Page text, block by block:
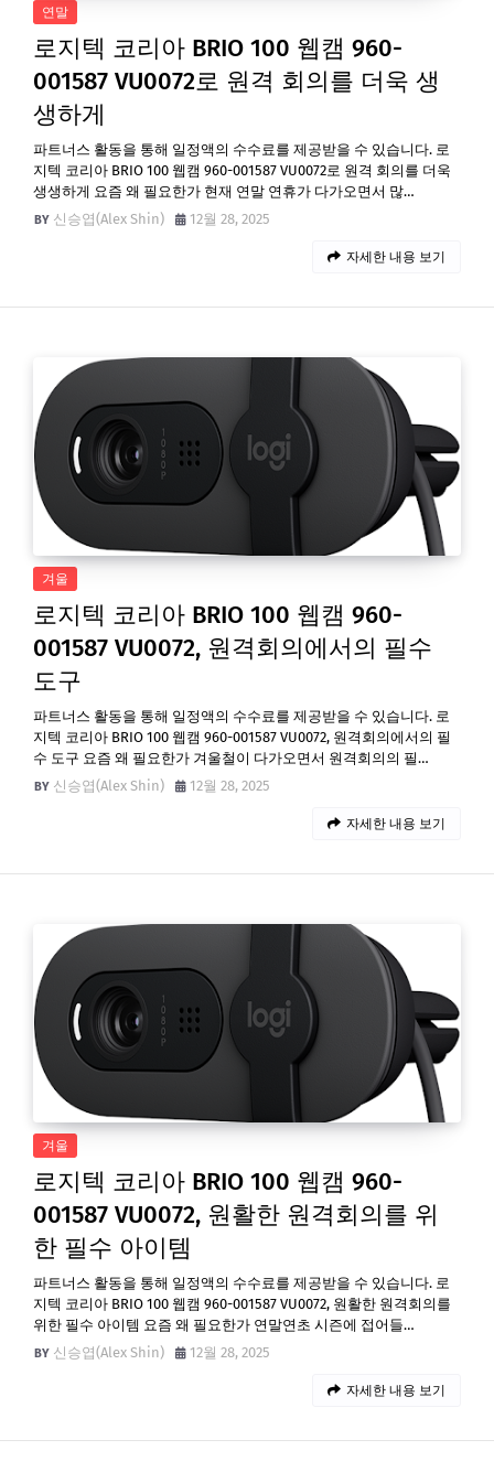
연말
로지텍 코리아 BRIO 100 웹캠 960-
001587 VU0072로 원격 회의를 더욱 생
생하게
파트너스 활동을 통해 일정액의 수수료를 제공받을 수 있습니다. 로
지텍 코리아 BRIO 100 웹캠 960-001587 VU0072로 원격 회의를 더욱
생생하게 요즘 왜 필요한가 현재 연말 연휴가 다가오면서 많…
신승엽(Alex Shin)
12월 28, 2025
자세한 내용 보기
겨울
로지텍 코리아 BRIO 100 웹캠 960-
001587 VU0072, 원격회의에서의 필수
도구
파트너스 활동을 통해 일정액의 수수료를 제공받을 수 있습니다. 로
지텍 코리아 BRIO 100 웹캠 960-001587 VU0072, 원격회의에서의 필
수 도구 요즘 왜 필요한가 겨울철이 다가오면서 원격회의의 필…
신승엽(Alex Shin)
12월 28, 2025
자세한 내용 보기
겨울
로지텍 코리아 BRIO 100 웹캠 960-
001587 VU0072, 원활한 원격회의를 위
한 필수 아이템
파트너스 활동을 통해 일정액의 수수료를 제공받을 수 있습니다. 로
지텍 코리아 BRIO 100 웹캠 960-001587 VU0072, 원활한 원격회의를
위한 필수 아이템 요즘 왜 필요한가 연말연초 시즌에 접어들…
신승엽(Alex Shin)
12월 28, 2025
자세한 내용 보기